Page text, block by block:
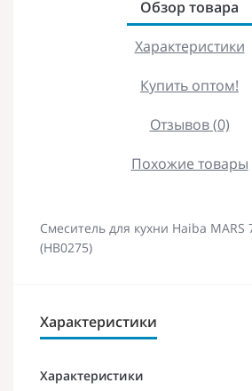
Обзор товара
Характеристики
Купить оптом!
Отзывов (0)
Похожие товары
Смеситель для кухни Haiba MARS
(HB0275)
Характеристики
Характеристики